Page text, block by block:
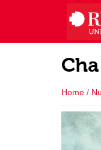
Home /